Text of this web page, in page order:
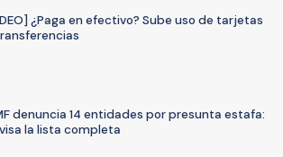
¿Paga en efectivo? Sube uso de tarjetas
denuncia 14 entidades por presunta estafa:
la lista completa